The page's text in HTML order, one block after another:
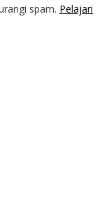
spam. Pelajari